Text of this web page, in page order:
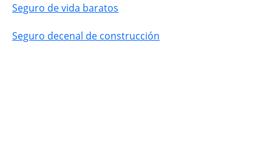
Seguro de vida baratos
Seguro decenal de construcción